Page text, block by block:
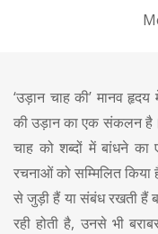
‘उड़ान चाह की’ मानव
की उड़ान का एक संकलन
चाह को शब्दों में बांधने
रचनाओं को सम्मिलित
से जुड़ी हैं या संबंध रखती हैं
रही होती है, उनसे भी